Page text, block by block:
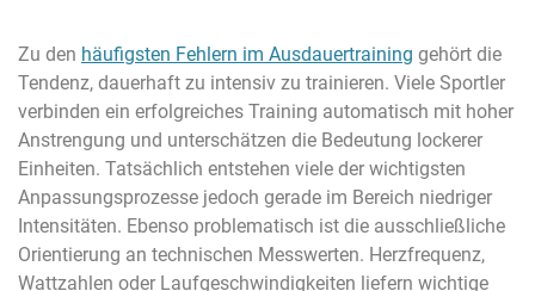
Zu den häufigsten Fehlern im Ausdauertraining gehört die
Tendenz, dauerhaft zu intensiv zu trainieren. Viele Sportler
verbinden ein erfolgreiches Training automatisch mit hoher
Anstrengung und unterschätzen die Bedeutung lockerer
Einheiten. Tatsächlich entstehen viele der wichtigsten
Anpassungsprozesse jedoch gerade im Bereich niedriger
Intensitäten. Ebenso problematisch ist die ausschließliche
Orientierung an technischen Messwerten. Herzfrequenz,
Wattzahlen oder Laufgeschwindigkeiten liefern wichtige